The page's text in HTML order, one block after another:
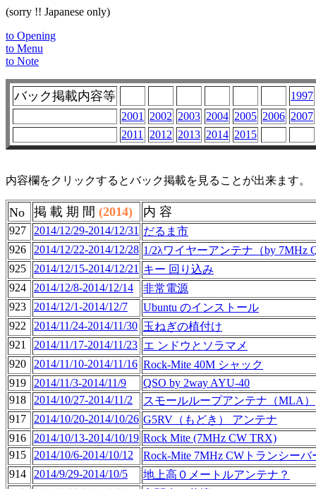
(sorry !! Japanese only)
to Opening
to Menu
to Note
バック掲載内容等
1997
2001
2002 2003 2004 2005 2006 2007
2011
2012 2013 2014 2015
内容欄をクリックするとバック掲載を見ることが出来ます。
No 掲 載 期 間 (2014) 内 容
927 2014/12/29-2014/12/31 だるま市
926
2014/12/22-2014/12/28 1/2λワイヤーアンテナ（by 7MHz
925
2014/12/15-2014/12/21 キー 回り込み
924
2014/12/8-2014/12/14
非常電源
923
2014/12/1-2014/12/7
Ubuntu のインストール
922
2014/11/24-2014/11/30 玉ねぎの植付け
921
2014/11/17-2014/11/23 エ ンドウとソラマメ
920
2014/11/10-2014/11/16 Rock-Mite 40M シャック
919
2014/11/3-2014/11/9
QSO by 2way AYU-40
918
2014/10/27-2014/11/2
スモールループアンテナ（MLA）
917
2014/10/20-2014/10/26 G5RV（もどき） アンテナ
916
2014/10/13-2014/10/19 Rock Mite (7MHz CW TRX)
915
2014/10/6-2014/10/12
Rock-Mite 7MHz CWトランシー
914
2014/9/29-2014/10/5
地上高０メートルアンテナ？